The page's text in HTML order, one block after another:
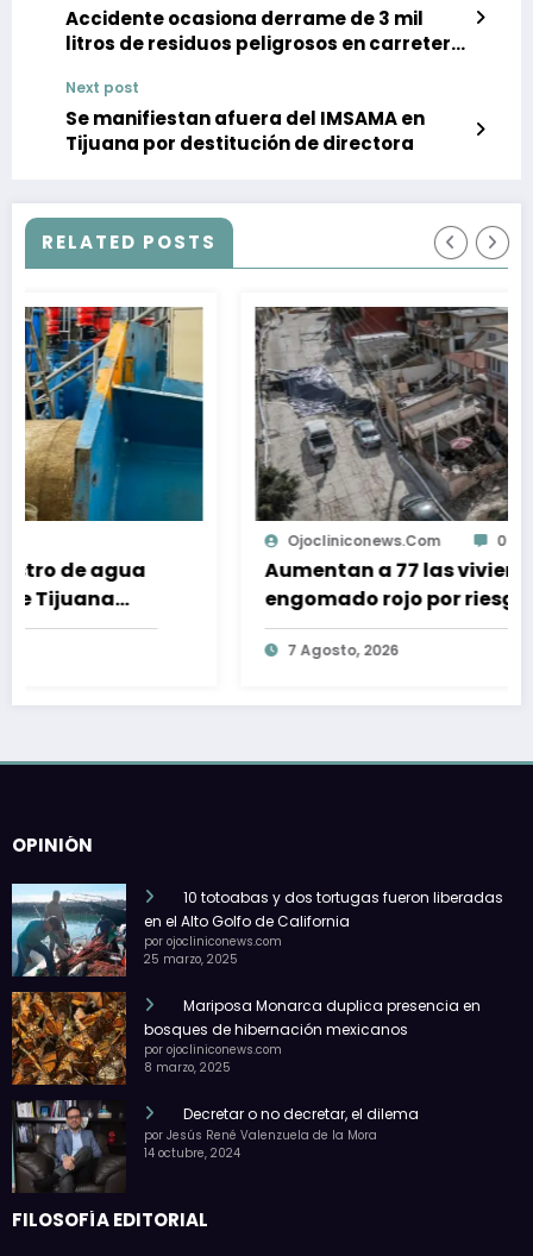
Accidente ocasiona derrame de 3 mil
litros de residuos peligrosos en carretera
Next post
Se manifiestan afuera del IMSAMA en
Tijuana por destitución de directora
RELATED POSTS
Ojocliniconews.com 0
Aumentan a 77 las viviendas con
engomado rojo por riesgo geológico
en la Sánchez Taboada
OPINIÓN
10 totoabas y dos tortugas fueron liberadas
en el Alto Golfo de California
por ojocliniconews.com
25 marzo, 2025
Mariposa Monarca duplica presencia en
bosques de hibernación mexicanos
por ojocliniconews.com
8 marzo, 2025
Decretar o no decretar, el dilema
por Jesús René Valenzuela de la Mora
14 octubre, 2024
FILOSOFÍA EDITORIAL